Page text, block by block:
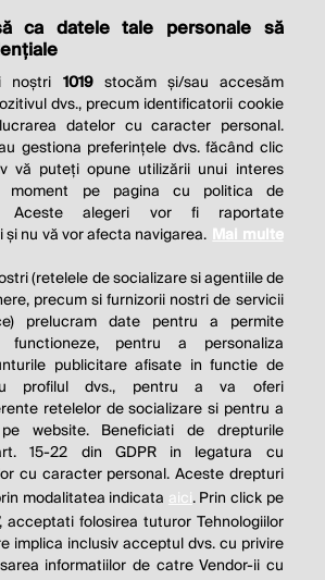
RESPONSIBILITY OF
IS TO INCREASE ITS
PROFITS.
Milton Friedman
ca datele tale personale să
noștri 1019stocăm și/sau accesăm
dvs., precum identificatorii cookie
datelor cu caracter personal.
gestiona preferințele dvs. făcând clic
vă puteți opune utilizării unui interes
moment pe pagina cu politica de
Aceste alegeri vor fi raportate
nu vă vor afecta navigarea. Mai multe
(retelele de socializare si agentiile de
precum si furnizorii nostri de servicii
prelucram date pentru a permite
functioneze, pentru a personaliza
publicitare afisate in functie de
profilul dvs., pentru a va oferi
retelelor de socializare si pentru a
website. Beneficiati de drepturile
15-22 din GDPR in legatura cu
cu caracter personal. Aceste drepturi
modalitatea indicata aici. Prin click pe
acceptati folosirea tuturor Tehnologiilor
implica inclusiv acceptul dvs. cu privire
informatiilor de catre Vendor-ii cu